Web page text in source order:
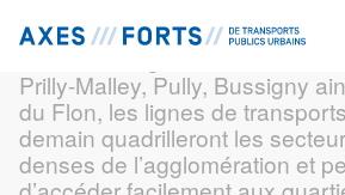
Les axes forts, un réseau
Prilly-Malley, Pully, Bussigny
du Flon, les lignes de
demain quadrilleront les
denses de l’agglomération et